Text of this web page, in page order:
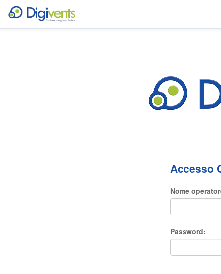
Accesso
Nome
Password: